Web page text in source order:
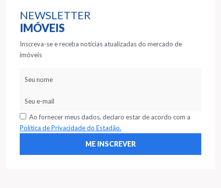
NEWSLETTER
IMÓVEIS
Inscreva-se e receba notícias atualizadas do mercado de
imóveis
Ao fornecer meus dados, declaro estar de acordo com a
Política de Privacidade do Estadão.